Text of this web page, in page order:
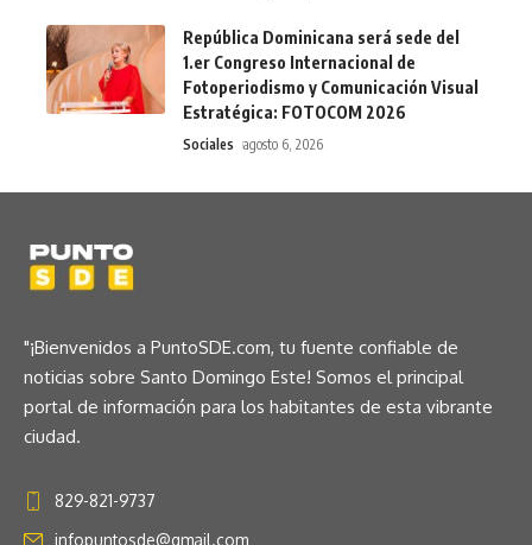
República Dominicana será sede del
1.er Congreso Internacional de
Fotoperiodismo y Comunicación Visual
Estratégica: FOTOCOM 2026
Sociales agosto 6, 2026
"¡Bienvenidos a PuntoSDE.com, tu fuente confiable de
noticias sobre Santo Domingo Este! Somos el principal
portal de información para los habitantes de esta vibrante
ciudad.
829-821-9737
infopuntosde@gmail.com